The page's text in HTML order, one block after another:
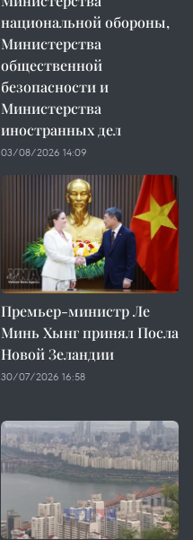
национальной обороны,
Министерства
общественной
безопасности и
Министерства
иностранных дел
03/08/2026 14:09
Премьер-министр Ле
Минь Хынг принял Посла
Новой Зеландии
30/07/2026 16:58